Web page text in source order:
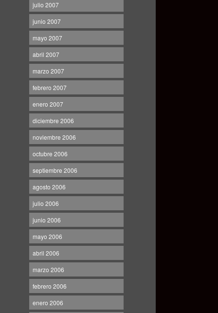
julio 2007
junio 2007
mayo 2007
abril 2007
marzo 2007
febrero 2007
enero 2007
diciembre 2006
noviembre 2006
octubre 2006
septiembre 2006
agosto 2006
julio 2006
junio 2006
mayo 2006
abril 2006
marzo 2006
febrero 2006
enero 2006